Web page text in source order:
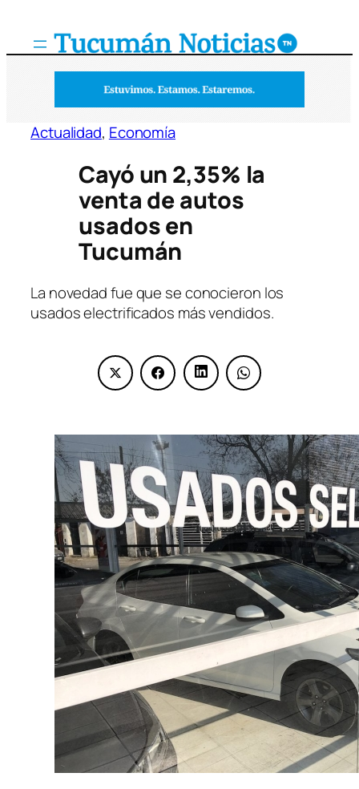
Actualidad, Economía
Cayó un 2,35% la
venta de autos
usados en
Tucumán
La novedad fue que se conocieron los
usados electrificados más vendidos.